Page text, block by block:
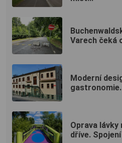
Varech čeká
Moderní
Oprava lávky
dříve.